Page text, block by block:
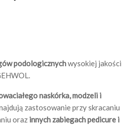
podologicznychwysokiej jakości
naskórka, modzeli i
zastosowanie przy skracaniu
oraz innych zabiegach pedicure i